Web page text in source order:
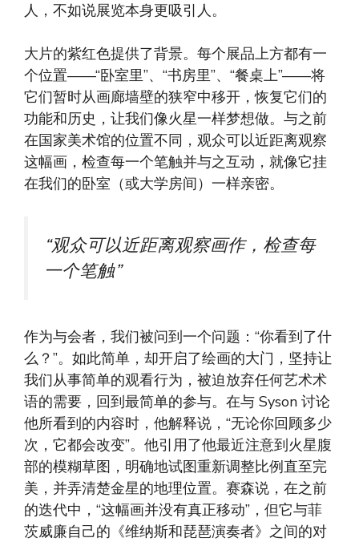
人，不如说展览本身更吸引人。
大片的紫红色提供了背景。每个展品上方都有一
个位置——“卧室里”、“书房里”、“餐桌上”——将
它们暂时从画廊墙壁的狭窄中移开，恢复它们的
功能和历史，让我们像火星一样梦想做。与之前
在国家美术馆的位置不同，观众可以近距离观察
这幅画，检查每一个笔触并与之互动，就像它挂
在我们的卧室（或大学房间）一样亲密。
“观众可以近距离观察画作，检查每
一个笔触”
作为与会者，我们被问到一个问题：“你看到了什
么？”。如此简单，却开启了绘画的大门，坚持让
我们从事简单的观看行为，被迫放弃任何艺术术
语的需要，回到最简单的参与。在与 Syson 讨论
他所看到的内容时，他解释说，“无论你回顾多少
次，它都会改变”。他引用了他最近注意到火星腹
部的模糊草图，明确地试图重新调整比例直至完
美，并弄清楚金星的地理位置。赛森说，在之前
的迭代中，“这幅画并没有真正移动”，但它与菲
茨威廉自己的《维纳斯和琵琶演奏者》之间的对